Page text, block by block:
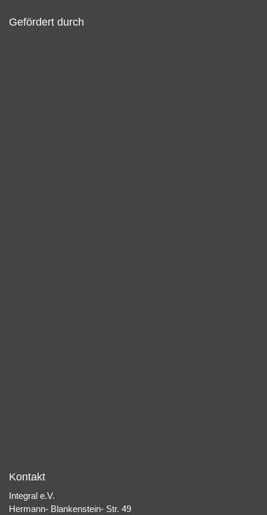
Gefördert durch
Kontakt
Integral e.V.
Hermann- Blankenstein- Str. 49